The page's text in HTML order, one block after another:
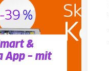
&
App – mit